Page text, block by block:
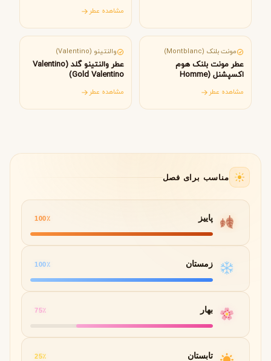
مشاهده عطر
مونت بلنک (Montblanc)
عطر مونت بلنک هوم
اکسپشنل (Homme
مشاهده عطر
والنتینو (Valentino)
عطر والنتینو گلد (Valentino
Gold Valentino)
مشاهده عطر
مناسب برای فصل
پاییز 100٪
زمستان 100٪
بهار 75٪
تابستان 25٪